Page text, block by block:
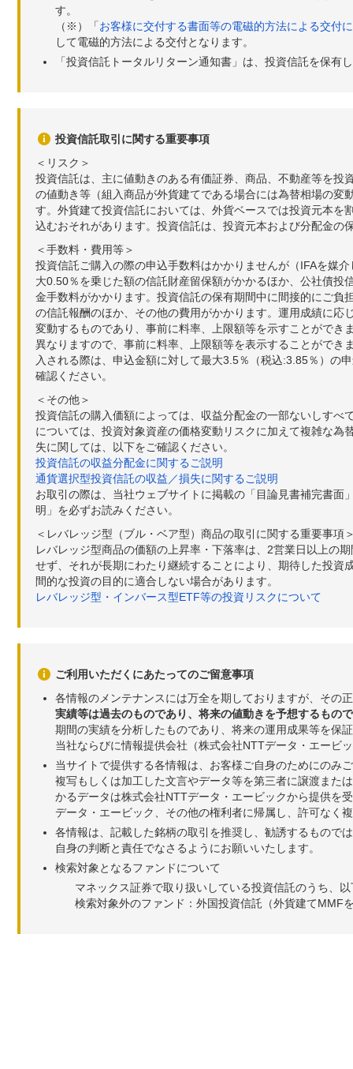
す。
（※）「お客様に交付する書面等の電磁的方法による交付
して電磁的方法による交付となります。
「投資信託トータルリターン通知書」は、投資信託を保有
投資信託取引に関する重要事項
＜リスク＞
投資信託は、主に値動きのある有価証券、商品、不動産等を
の値動き等（組入商品が外貨建てである場合には為替相場の
す。外貨建て投資信託においては、外貨ベースでは投資元本
込むおそれがあります。投資信託は、投資元本および分配金の
＜手数料・費用等＞
投資信託ご購入の際の申込手数料はかかりませんが（IFAを媒
大0.50％を乗じた額の信託財産留保額がかかるほか、公社債
金手数料がかかります。投資信託の保有期間中に間接的にご
の信託報酬のほか、その他の費用がかかります。運用成績に
変動するものであり、事前に料率、上限額等を示すことがで
異なりますので、事前に料率、上限額等を表示することがで
入される際は、申込金額に対して最大3.5％（税込:3.85％）の
確認ください。
＜その他＞
投資信託の購入価額によっては、収益分配金の一部ないしす
については、投資対象資産の価格変動リスクに加えて複雑な
失に関しては、以下をご確認ください。
投資信託の収益分配金に関するご説明
通貨選択型投資信託の収益／損失に関するご説明
お取引の際は、当社ウェブサイトに掲載の「目論見書補完書
明」を必ずお読みください。
＜レバレッジ型（ブル・ベア型）商品の取引に関する重要事項
レバレッジ型商品の価額の上昇率・下落率は、2営業日以上の
せず、それが長期にわたり継続することにより、期待した投
間的な投資の目的に適合しない場合があります。
レバレッジ型・インバース型ETF等の投資リスクについて
ご利用いただくにあたってのご留意事項
各情報のメンテナンスには万全を期しておりますが、その
実績等は過去のものであり、将来の値動きを予想するもの
期間の実績を分析したものであり、将来の運用成果等を保
当社ならびに情報提供会社（株式会社NTTデータ・エービ
当サイトで提供する各情報は、お客様ご自身のためにのみ
複写もしくは加工した文言やデータ等を第三者に譲渡また
かるデータは株式会社NTTデータ・エービックから提供を
データ・エービック、その他の権利者に帰属し、許可なく
各情報は、記載した銘柄の取引を推奨し、勧誘するもので
自身の判断と責任でなさるようにお願いいたします。
検索対象となるファンドについて
マネックス証券で取り扱いしている投資信託のうち、
検索対象外のファンド：外国投資信託（外貨建てMMF